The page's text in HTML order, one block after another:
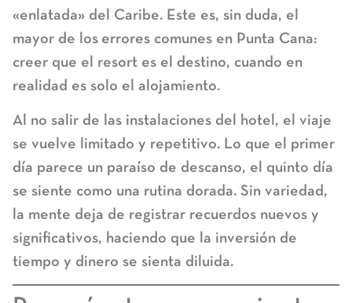
«enlatada» del Caribe. Este es, sin duda, el
mayor de los errores comunes en Punta Cana:
creer que el resort es el destino, cuando en
realidad es solo el alojamiento.
Al no salir de las instalaciones del hotel, el viaje
se vuelve limitado y repetitivo. Lo que el primer
día parece un paraíso de descanso, el quinto día
se siente como una rutina dorada. Sin variedad,
la mente deja de registrar recuerdos nuevos y
significativos, haciendo que la inversión de
tiempo y dinero se sienta diluida.